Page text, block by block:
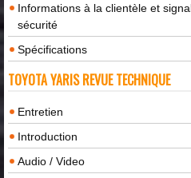
Informations à la clientèle et
sécurité
Spécifications
TOYOTA YARIS REVUE TECHNIQUE
Entretien
Introduction
Audio / Video